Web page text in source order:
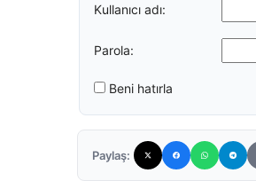
Kullanıcı adı:
Parola:
Beni hatırla
Paylaş: